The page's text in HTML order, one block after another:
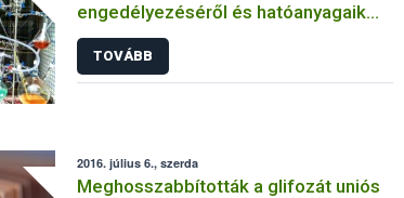
engedélyezéséről és hatóanyagaik
vizsgálatáról
TOVÁBB
2016. július 6., szerda
Meghosszabbították a glifozát uniós